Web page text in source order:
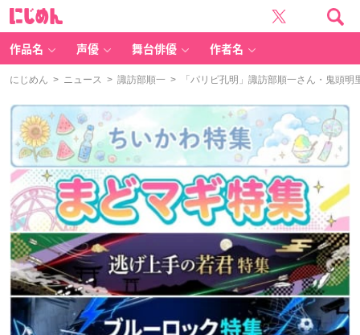
作品名 声優 舞台俳優 作者名
にじめん > ニュース > 諏訪部順一 > 「パリピ孔明」諏訪部順一さん・鬼頭明